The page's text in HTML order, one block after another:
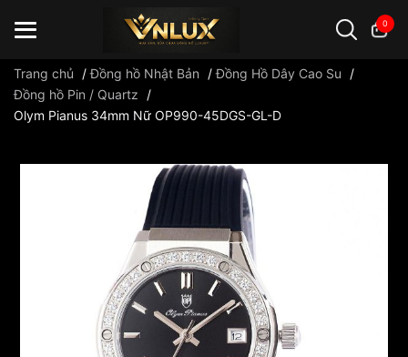
0
Đồng hồ casio đồng hồ G-Shock đồng hồ Orient
Trang chủ /Đồng hồ Nhật Bản /Đồng Hồ Dây Cao Su
/
Đồng hồ Pin / Quartz
/
Olym Pianus 34mm Nữ OP990-45DGS-GL-D